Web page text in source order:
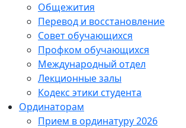
Общежития
Перевод и восстановление
Совет обучающихся
Профком обучающихся
Международный отдел
Лекционные залы
Кодекс этики студента
Ординаторам
Прием в ординатуру 2026